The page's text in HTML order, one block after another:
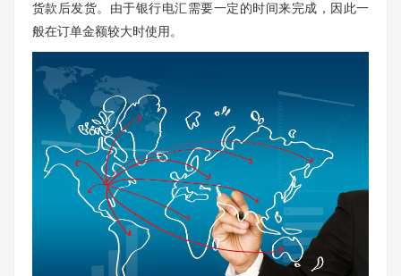
货款后发货。由于银行电汇需要一定的时间来完成，因此一
般在订单金额较大时使用。